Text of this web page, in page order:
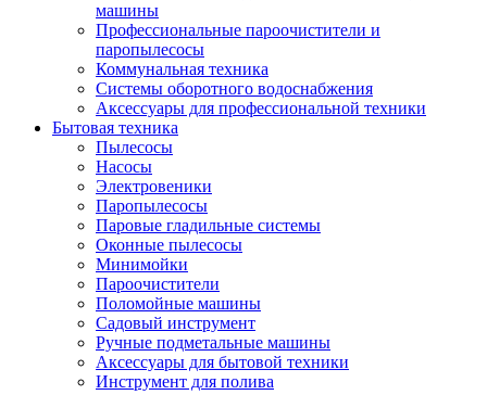
машины
Профессиональные пароочистители и
паропылесосы
Коммунальная техника
Системы оборотного водоснабжения
Аксессуары для профессиональной техники
Бытовая техника
Пылесосы
Насосы
Электровеники
Паропылесосы
Паровые гладильные системы
Оконные пылесосы
Минимойки
Пароочистители
Поломойные машины
Садовый инструмент
Ручные подметальные машины
Аксессуары для бытовой техники
Инструмент для полива